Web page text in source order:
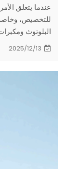
عندما يتعلق
للتخصيص،
البلوتوث
فقد رسّخت
2025/12/13